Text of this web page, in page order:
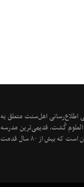
اطلاع‌رسانی اهل‌سنت متعلق به
گُشت, قدیمی‌ترین مدرسه
دینی اهل‌سنت بلوچستان است که بیش از ۸۰ سال قدمت